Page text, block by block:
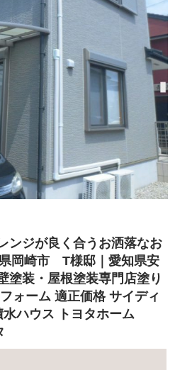
ンジが良く合うお洒落なお
県岡崎市 T様邸｜愛知県安
塗装・屋根塗装専門店塗り
ォーム 適正価格 サイディ
水ハウス トヨタホーム